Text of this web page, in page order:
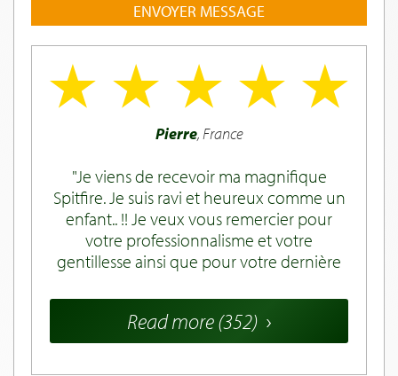
ENVOYER MESSAGE
Pierre, France
Je viens de recevoir ma magnifique
Spitfire. Je suis ravi et heureux comme un
enfant.. !! Je veux vous remercier pour
votre professionnalisme et votre
gentillesse ainsi que pour votre dernière
vos équipes -transporteur y compris – Je
vais pouvoir faire de jolies balades dans
ma belle région. Très cordialement.
Read more (352)